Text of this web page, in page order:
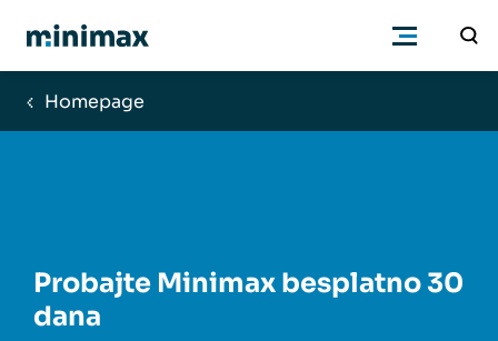
Poduzetnici
Program
Homepage
Probajte Minimax besplatno 30
dana